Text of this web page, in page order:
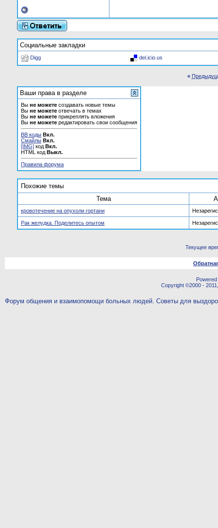
Социальные закладки
Digg del.icio.us
«
Ваши права в разделе
Вы не можете создавать новые темы
Вы не можете отвечать в темах
Вы не можете прикреплять вложения
Вы не можете редактировать свои сообщения
BB коды Вкл.
Смайлы Вкл.
[IMG] код Вкл.
HTML код Выкл.
Правила форума
Похожие темы
Тема
кровотечение на опухоли гортани
Рак желудка. Поделитесь опытом
Текущее
Copyright ©2000 -
Форум общения и взаимопомощи больных людей. Советы для